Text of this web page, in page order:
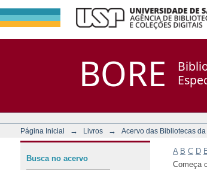
BORE
Página Inicial → Livros → Acervo das Bibliotecas da
A B C D
Começa
Busca no acervo